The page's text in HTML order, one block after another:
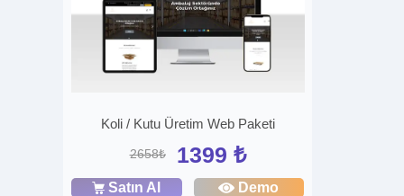
Koli / Kutu Üretim Web Paketi
2658₺ 1399 ₺
Satın Al Demo